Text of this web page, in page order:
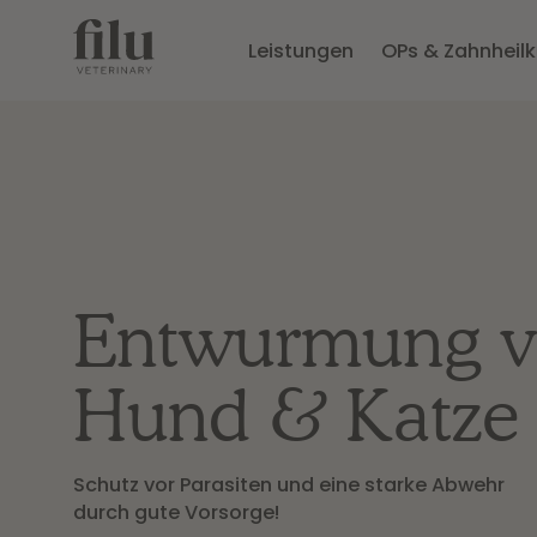
Leistungen OPs &
Entwurmung
Hund & Katze
Schutz vor Parasiten und eine starke Abwehr
durch gute Vorsorge!